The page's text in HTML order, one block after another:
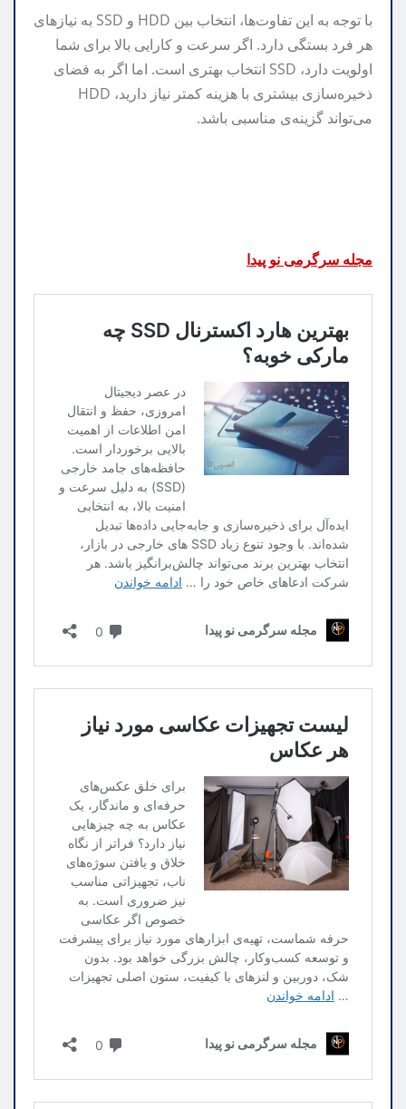
با توجه به این تفاوت‌ها، انتخاب بین HDD و SSD به نیازهای
هر فرد بستگی دارد. اگر سرعت و کارایی بالا برای شما
اولویت دارد، SSD انتخاب بهتری است. اما اگر به فضای
ذخیره‌سازی بیشتری با هزینه کمتر نیاز دارید، HDD
می‌تواند گزینه‌ی مناسبی باشد.
مجله سرگرمی نو پیدا